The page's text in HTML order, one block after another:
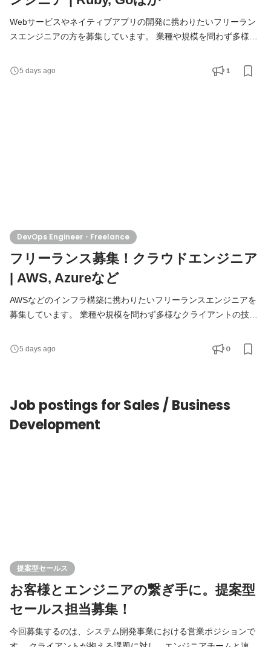
Webサービスやネイティブアプリの開発に携わりたいフリーラン
スエンジニアの方を募集しています。 業種や規模を問わず多様な
ロジェクトに参画中です。フリーランスの方でも安心して取り組
5 days ago 1
DevOps Engineer・Freelance
フリーランス募集！クラウドエンジニア
| AWS, Azureなど
AWSなどのインフラ構築に携わりたいフリーランスエンジニアを
募集しています。 業種や規模を問わず多様なクライアントの技術
です。フリーランスの方でも安心して取り組める環境を整えてい
5 days ago 0
Job postings for Sales / Business
Development
提案型セールス
お客様とエンジニアの繋ぎ手に。提案型
セールス担当募集！
今回募集するのは、システム開発事業における営業ポジションで